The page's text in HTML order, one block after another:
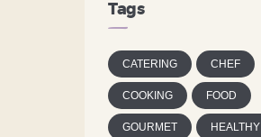
Tags
CATERING CHEF
COOKING FOOD
GOURMET HEALTHY